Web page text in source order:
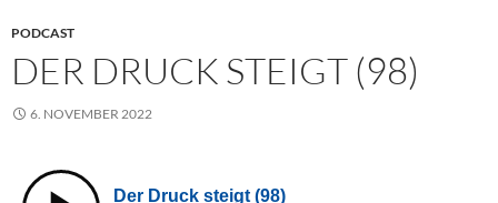
PODCAST
DER DRUCK STEIGT (98)
6. NOVEMBER 2022